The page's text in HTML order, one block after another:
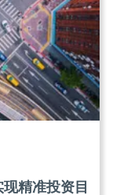
精准投资目